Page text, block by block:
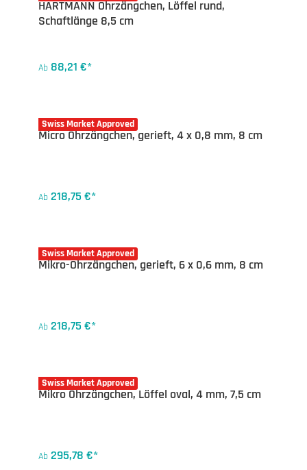
HARTMANN Ohrzängchen, Löffel rund,
Schaftlänge 8,5 cm
Ab 88,21 €*
Swiss Market Approved
20-5050X
Micro Ohrzängchen, gerieft, 4 x 0,8 mm, 8 cm
Ab 218,75 €*
Swiss Market Approved
20-5053X
Mikro-Ohrzängchen, gerieft, 6 x 0,6 mm, 8 cm
Ab 218,75 €*
Swiss Market Approved
20-5062X
Mikro Ohrzängchen, Löffel oval, 4 mm, 7,5 cm
Ab 295,78 €*